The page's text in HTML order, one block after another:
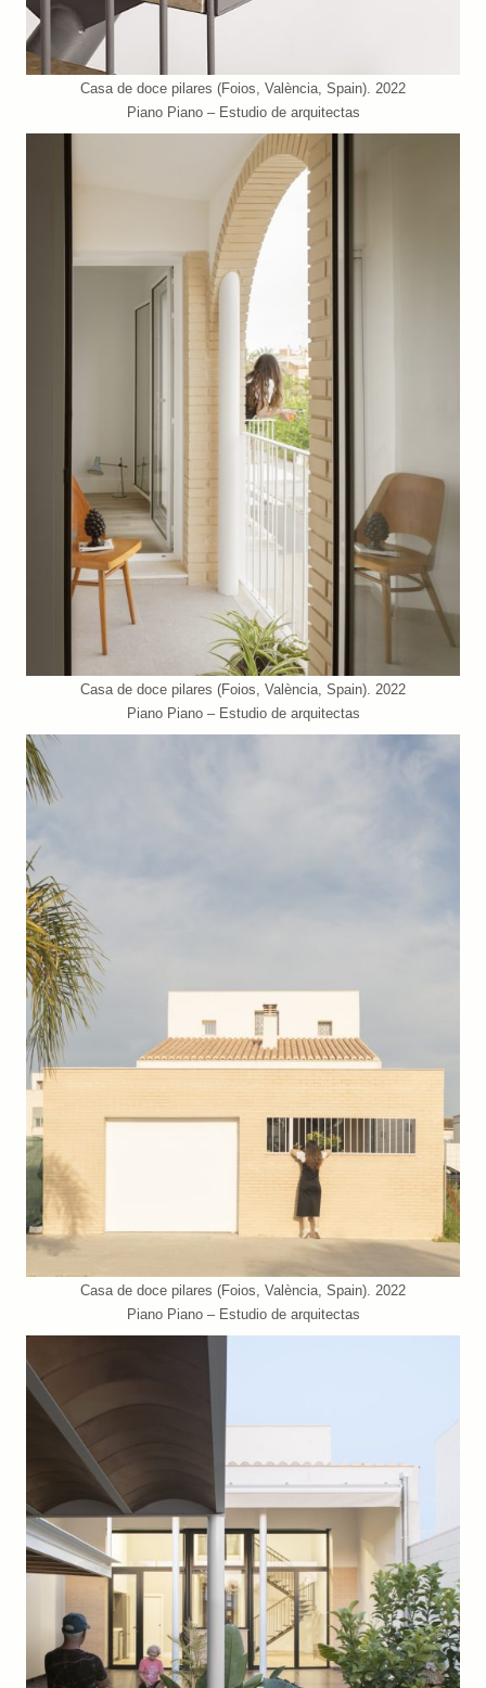
Casa de doce pilares (Foios, València, Spain). 2022
Piano Piano – Estudio de arquitectas
Casa de doce pilares (Foios, València, Spain). 2022
Piano Piano – Estudio de arquitectas
Casa de doce pilares (Foios, València, Spain). 2022
Piano Piano – Estudio de arquitectas